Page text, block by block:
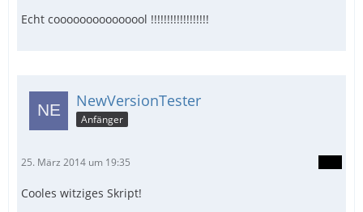
Echt cooooooooooooool !!!!!!!!!!!!!!!!!!
NewVersionTester
Anfänger
25. März 2014 um 19:35
Cooles witziges Skript!